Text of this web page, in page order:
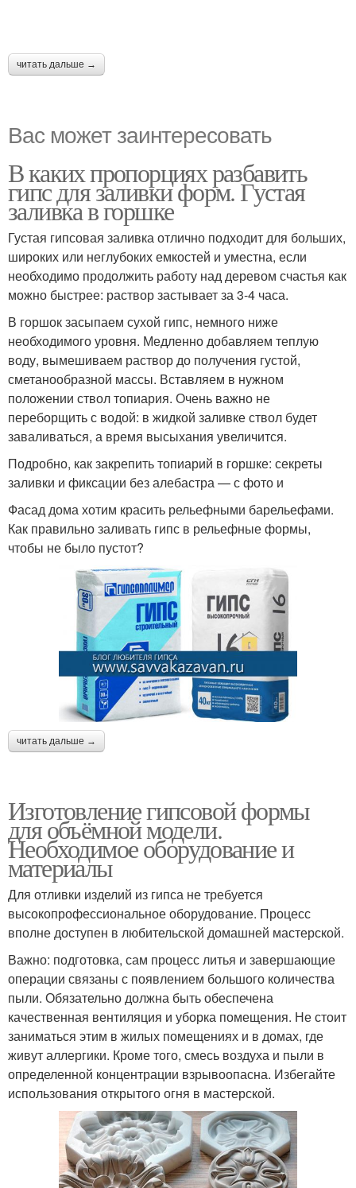
читать дальше →
Вас может заинтересовать
В каких пропорциях разбавить
гипс для заливки форм. Густая
заливка в горшке
Густая гипсовая заливка отлично подходит для больших,
широких или неглубоких емкостей и уместна, если
необходимо продолжить работу над деревом счастья как
можно быстрее: раствор застывает за 3-4 часа.
В горшок засыпаем сухой гипс, немного ниже
необходимого уровня. Медленно добавляем теплую
воду, вымешиваем раствор до получения густой,
сметанообразной массы. Вставляем в нужном
положении ствол топиария. Очень важно не
переборщить с водой: в жидкой заливке ствол будет
заваливаться, а время высыхания увеличится.
Подробно, как закрепить топиарий в горшке: секреты
заливки и фиксации без алебастра — с фото и
Фасад дома хотим красить рельефными барельефами.
Как правильно заливать гипс в рельефные формы,
чтобы не было пустот?
читать дальше →
Изготовление гипсовой формы
для объёмной модели.
Необходимое оборудование и
материалы
Для отливки изделий из гипса не требуется
высокопрофессиональное оборудование. Процесс
вполне доступен в любительской домашней мастерской.
Важно: подготовка, сам процесс литья и завершающие
операции связаны с появлением большого количества
пыли. Обязательно должна быть обеспечена
качественная вентиляция и уборка помещения. Не стоит
заниматься этим в жилых помещениях и в домах, где
живут аллергики. Кроме того, смесь воздуха и пыли в
определенной концентрации взрывоопасна. Избегайте
использования открытого огня в мастерской.